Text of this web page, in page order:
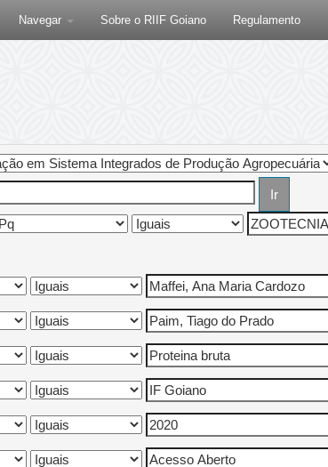
Navegar Sobre o RIIF Goiano Regulamento